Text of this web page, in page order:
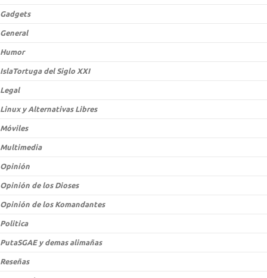
Gadgets
General
Humor
IslaTortuga del Siglo XXI
Legal
Linux y Alternativas Libres
Móviles
Multimedia
Opinión
Opinión de los Dioses
Opinión de los Komandantes
Politica
PutaSGAE y demas alimañas
Reseñas